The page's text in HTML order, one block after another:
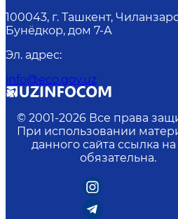
100043, г. Ташкент,
Бунёдкор, дом 7-А
Эл. адрес:
info@eco.gov.uz
© 2001-2026 Все права
При использовании
данного сайта ссылка на
обязательна.